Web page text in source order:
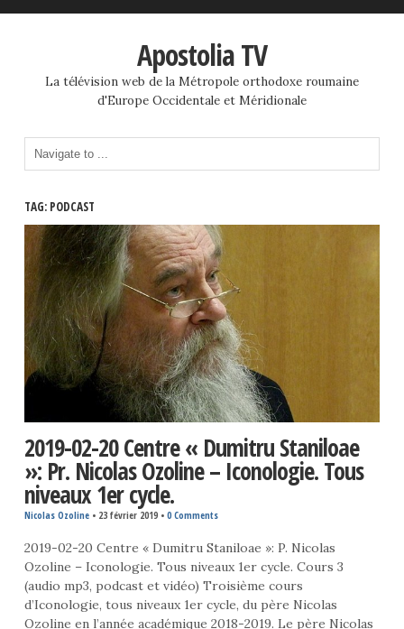
Apostolia TV
La télévision web de la Métropole orthodoxe roumaine
d'Europe Occidentale et Méridionale
TAG: PODCAST
2019-02-20 Centre « Dumitru Staniloae
»: Pr. Nicolas Ozoline – Iconologie. Tous
niveaux 1er cycle.
Nicolas Ozoline• 23 février 2019• 0 Comments
2019-02-20 Centre « Dumitru Staniloae »: P. Nicolas
Ozoline – Iconologie. Tous niveaux 1er cycle. Cours 3
(audio mp3, podcast et vidéo) Troisième cours
d’Iconologie, tous niveaux 1er cycle, du père Nicolas
Ozoline en l’année académique 2018-2019. Le père Nicolas